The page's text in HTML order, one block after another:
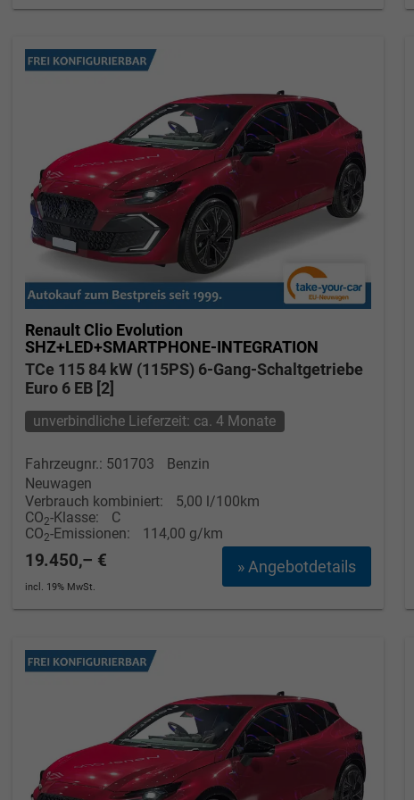
Renault Clio Evolution
SHZ+LED+SMARTPHONE-INTEGRATION
TCe 115 84 kW (115PS) 6-Gang-Schaltgetriebe
Euro 6 EB [2]
unverbindliche Lieferzeit: ca. 4 Monate
Fahrzeugnr.: 501703
Benzin
Neuwagen
Verbrauch kombiniert:
5,00 l/100km
CO2-Klasse:
C
CO2-Emissionen: 114,00 g/km
» Angebotdetails
19.450,– €
incl. 19% MwSt.
schael@take-your-car.de wollschlaeger@take-your-car.de